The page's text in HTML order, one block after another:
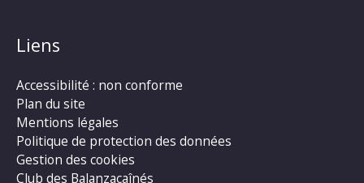
Liens
Accessibilité : non conforme
Plan du site
Mentions légales
Politique de protection des données
Gestion des cookies
Club des Balanzacaînés